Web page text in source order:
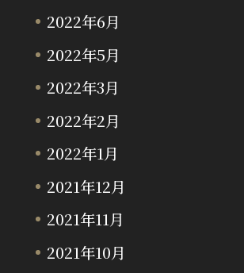
2022年6月
2022年5月
2022年3月
2022年2月
2022年1月
2021年12月
2021年11月
2021年10月